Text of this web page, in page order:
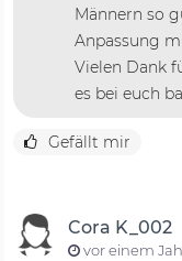
Männern so
Anpassung
Vielen Dank
es bei euch
Gefällt mir
Cora K_002
vor einem